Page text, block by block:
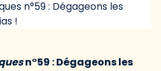
n°59 : Dégageons les